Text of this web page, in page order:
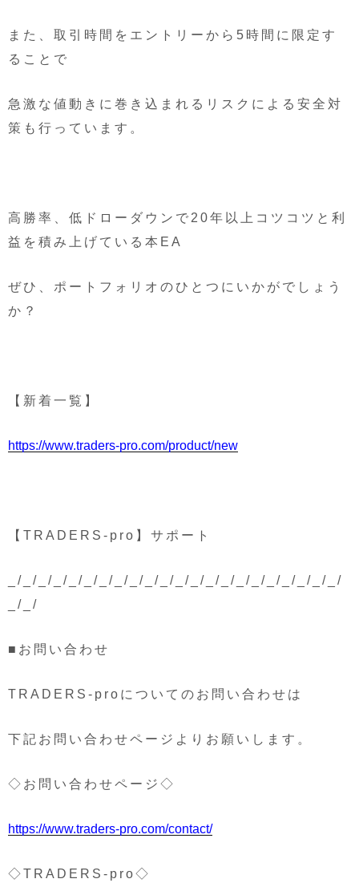
また、取引時間をエントリーから5時間に限定す
ることで
急激な値動きに巻き込まれるリスクによる安全対
策も行っています。
高勝率、低ドローダウンで20年以上コツコツと利
益を積み上げている本EA
ぜひ、ポートフォリオのひとつにいかがでしょう
か？
【新着一覧】
https://www.traders-pro.com/product/new
【TRADERS-pro】サポート
_/_/_/_/_/_/_/_/_/_/_/_/_/_/_/_/_/_/_/_/_/_/
_/_/
■お問い合わせ
TRADERS-proについてのお問い合わせは
下記お問い合わせページよりお願いします。
◇お問い合わせページ◇
https://www.traders-pro.com/contact/
◇TRADERS-pro◇